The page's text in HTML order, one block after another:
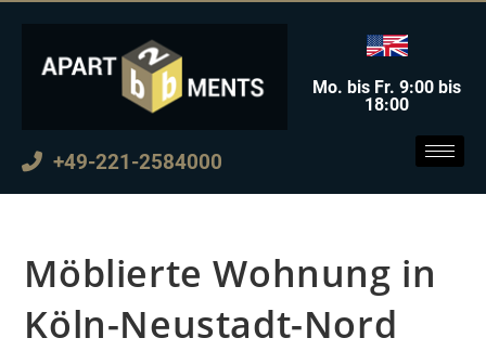
+49-221-2584000
Mo. bis Fr. 9:00 bis
18:00
Möblierte Wohnung in
Köln-Neustadt-Nord